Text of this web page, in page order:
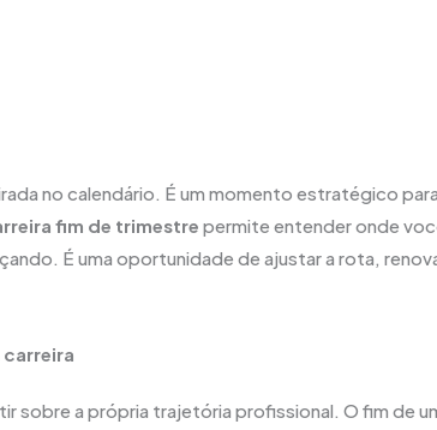
no calendário. É um momento estratégico
fim de trimestre permite entender onde
É uma oportunidade de ajustar a rota,
sobre a própria trajetória profissional. O fim de